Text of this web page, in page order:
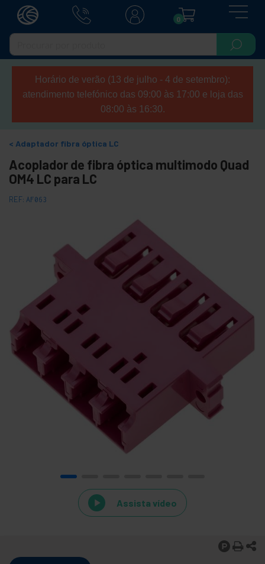
0
Horário de verão (13 de julho - 4 de setembro):
atendimento telefónico das 09:00 às 17:00 e loja das
08:00 às 16:30.
Adaptador fibra óptica LC
Acoplador de fibra óptica multimodo Quad
OM4 LC para LC
REF: AF063
Assista vídeo